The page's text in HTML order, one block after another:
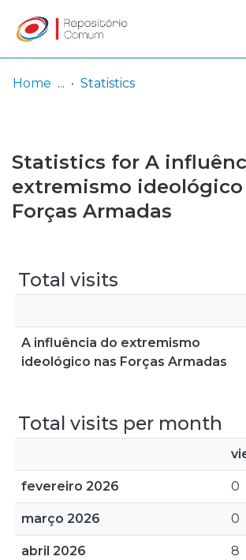
Browse repository
Entities
Log
In
(current)
Home Statistics
Statistics for A
extremismo ideológico
Forças Armadas
Total visits
A influência do extremismo
ideológico nas Forças Armadas
Total visits per month
fevereiro 2026 0
março 2026 0
abril 2026 8